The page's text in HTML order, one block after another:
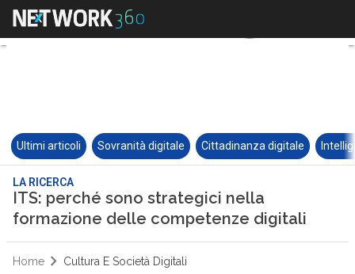
Ultimi articoli Sovranità digitale Cittadinanza digitale
LA RICERCA
ITS: perché sono strategici nella
formazione delle competenze digitali
Home Cultura E Società Digitali